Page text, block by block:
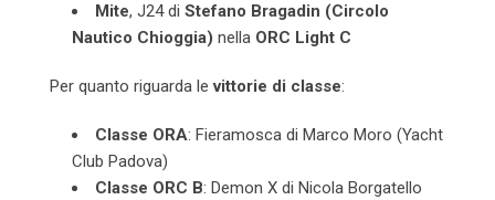
Mite, J24 di Stefano Bragadin (Circolo
Nautico Chioggia) nella ORC Light C
Per quanto riguarda levittorie di classe:
Classe ORA: Fieramosca di Marco Moro (Yacht
Club Padova)
Classe ORC B: Demon X di Nicola Borgatello